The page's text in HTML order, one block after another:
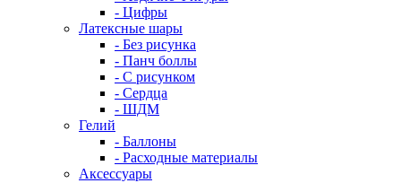
- Цифры
Латексные шары
- Без рисунка
- Панч боллы
- С рисунком
- Сердца
- ШДМ
Гелий
- Баллоны
- Расходные материалы
Аксессуары